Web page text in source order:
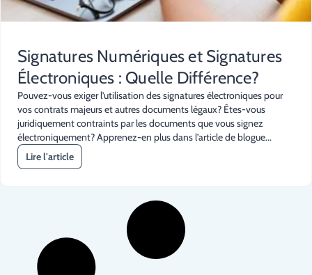
Signatures Numériques et Signatures
Électroniques : Quelle Différence?
Pouvez-vous exiger l’utilisation des signatures électroniques pour
vos contrats majeurs et autres documents légaux? Êtes-vous
juridiquement contraints par les documents que vous signez
électroniquement? Apprenez-en plus dans l’article de blogue...
Lire l'article